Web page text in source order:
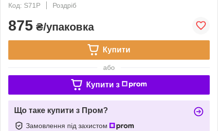
Код: S71P
Роздріб
875 ₴/упаковка
Купити
або
Купити з
Що таке купити з Пром?
Замовлення під захистом